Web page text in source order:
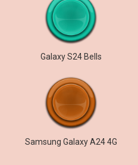
Galaxy S24 Bells
Samsung Galaxy A24 4G